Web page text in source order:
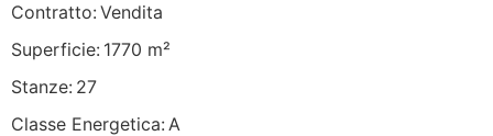
Contratto: Vendita
Superficie: 1770 m²
Stanze: 27
Classe Energetica: A